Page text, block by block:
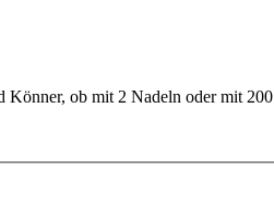
Könner, ob mit 2 Nadeln oder mit 200